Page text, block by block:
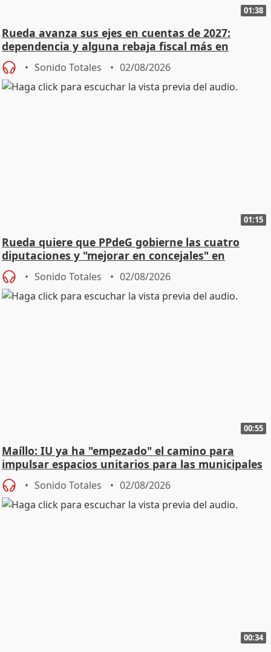
01:38
Rueda avanza sus ejes en cuentas de 2027:
dependencia y alguna rebaja fiscal más en
vivienda
Sonido Totales 02/08/2026
01:15
Rueda quiere que PPdeG gobierne las cuatro
diputaciones y "mejorar en concejales" en
ciudades
Sonido Totales 02/08/2026
00:55
Maíllo: IU ya ha "empezado" el camino para
impulsar espacios unitarios para las municipales
Sonido Totales 02/08/2026
00:34